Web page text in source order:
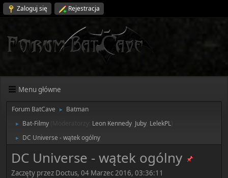
Zaloguj się Rejestracja
Menu główne
Forum BatCave ► Batman
► Bat-Filmy Leon Kennedy Juby LelekPL
► DC Universe - wątek ogólny
DC Universe - wątek ogólny
Zaczęty przez Doctus, 04 Marzec 2016, 03:36:11